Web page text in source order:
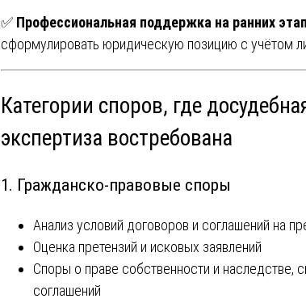
✅ Профессиональная поддержка на ранних
сформулировать юридическую позицию с учётом
Категории споров, где
экспертиза востребована
1. Гражданско-правовые споры
Анализ условий договоров и соглашений на
Оценка претензий и исковых заявлений
Споры о праве собственности и наследстве,
соглашений